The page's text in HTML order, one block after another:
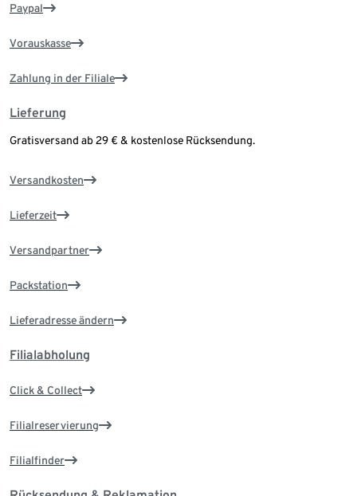
Paypal
Vorauskasse
Zahlung in der Filiale
Lieferung
Gratisversand ab 29 € & kostenlose Rücksendung.
Versandkosten
Lieferzeit
Versandpartner
Packstation
Lieferadresse ändern
Filialabholung
Click & Collect
Filialreservierung
Filialfinder